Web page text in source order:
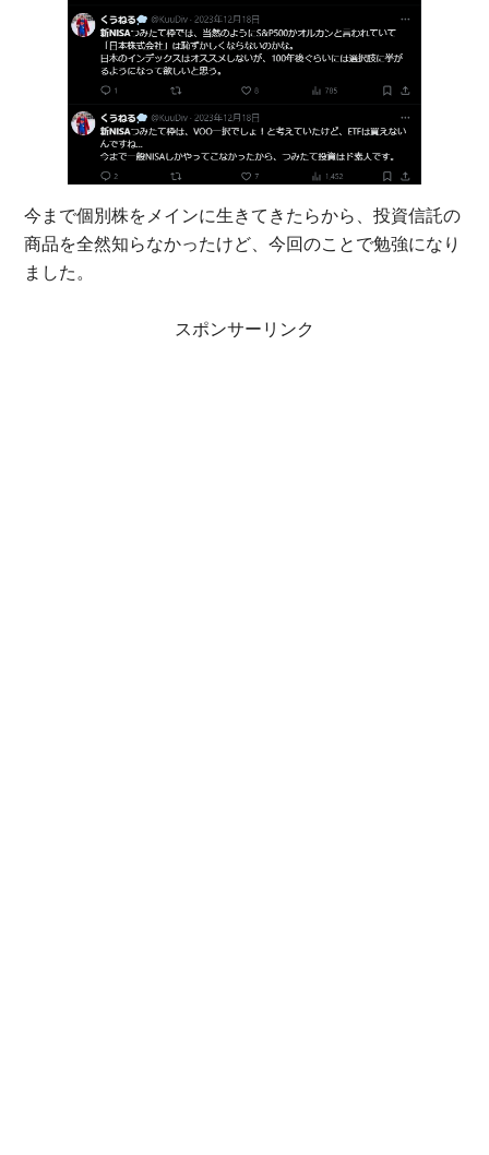
今まで個別株をメインに生きてきたらから、投資信託の
商品を全然知らなかったけど、今回のことで勉強になり
ました。
スポンサーリンク